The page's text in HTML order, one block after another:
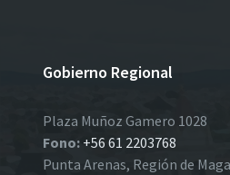
Gobierno Regional
Plaza Muñoz Gamero 1028
Fono: +56 61 2203768
Punta Arenas, Región de